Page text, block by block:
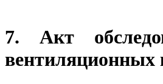
7. Акт
вентиляционных